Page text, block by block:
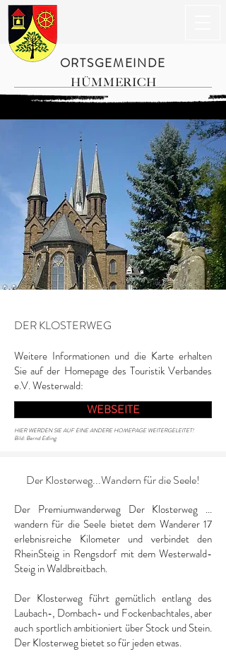
ORTSGEMEINDE
HÜMMERICH
DER KLOSTERWEG
Weitere Informationen und die Karte erhalten
Sie auf der Homepage des Touristik Verbandes
e.V. Westerwald:
WEBSEITE
HIER WERDEN SIE AUF EINE ANDERE HOMEPAGE WEITERGELEITET!
Bild: Bernd Edling
Der Klosterweg...​Wandern für die Seele!
Der Premiumwanderweg Der Klosterweg ...
wandern für die Seele bietet dem Wanderer 17
erlebnisreiche Kilometer und verbindet den
RheinSteig in Rengsdorf mit dem Westerwald-
Steig in Waldbreitbach.
Der Klosterweg führt gemütlich entlang des
Laubach-, Dombach- und Fockenbachtales, aber
auch sportlich ambitioniert über Stock und Stein.
Der Klosterweg bietet so für jeden etwas.